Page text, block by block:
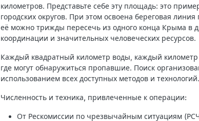
километров. Представьте себе эту площадь: это
городских округов. При этом освоена береговая
её можно трижды пересечь из одного конца Крыма в
координации и значительных человеческих ресурсов.
Каждый квадратный километр воды, каждый километр
где могут обнаружиться пропавшие. Поиск
использованием всех доступных методов и технологий.
Численность и техника, привлеченные к операции:
От Рескомиссии по чрезвычайным ситуациям